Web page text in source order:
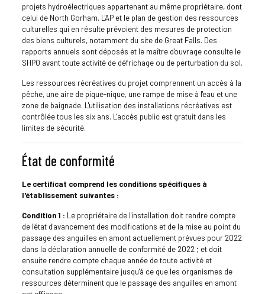
projets hydroélectriques appartenant au même propriétaire, dont
celui de North Gorham. L'AP et le plan de gestion des ressources
culturelles qui en résulte prévoient des mesures de protection
des biens culturels, notamment du site de Great Falls. Des
rapports annuels sont déposés et le maître d'ouvrage consulte le
SHPO avant toute activité de défrichage ou de perturbation du sol.
Les ressources récréatives du projet comprennent un accès à la
pêche, une aire de pique-nique, une rampe de mise à l'eau et une
zone de baignade. L'utilisation des installations récréatives est
contrôlée tous les six ans. L'accès public est gratuit dans les
limites de sécurité.
État de conformité
Le certificat comprend les conditions spécifiques à
l'établissement suivantes :
Condition 1 : Le propriétaire de l'installation doit rendre compte
de l'état d'avancement des modifications et de la mise au point du
passage des anguilles en amont actuellement prévues pour 2022
dans la déclaration annuelle de conformité de 2022 ; et doit
ensuite rendre compte chaque année de toute activité et
consultation supplémentaire jusqu'à ce que les organismes de
ressources déterminent que le passage des anguilles en amont